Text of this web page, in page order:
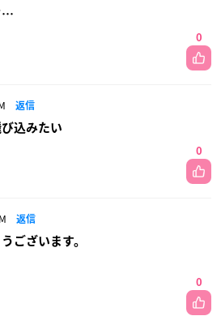
…
0
返信
込みたい
0
返信
ございます。
0